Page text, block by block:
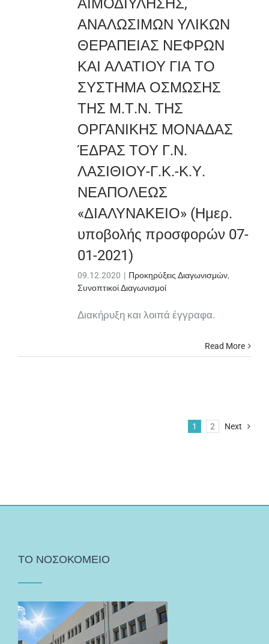
ΑΙΜΟΔΙΥΛΗΣΗΣ,
ΑΝΑΛΩΣΙΜΩΝ ΥΛΙΚΩΝ
ΘΕΡΑΠΕΙΑΣ ΝΕΦΡΩΝ
ΚΑΙ ΑΛΑΤΙΟΥ ΓΙΑ ΤΟ
ΣΥΣΤΗΜΑ ΟΣΜΩΣΗΣ
ΤΗΣ Μ.Τ.Ν. ΤΗΣ
ΟΡΓΑΝΙΚΗΣ ΜΟΝΑΔΑΣ
ΈΔΡΑΣ ΤΟΥ Γ.Ν.
ΛΑΣΙΘΙΟΥ-Γ.Κ.-Κ.Υ.
ΝΕΑΠΟΛΕΩΣ
«ΔΙΑΛΥΝΑΚΕΙΟ» (Ημερ.
υποβολής προσφορών 07-
01-2021)
09.12.2020 | Προκηρύξεις Διαγωνισμών,
Συνοπτικοί Διαγωνισμοί
Διακήρυξη και λοιπά έγγραφα.
Read More
1 2 Next
ΤΟ ΝΟΣΟΚΟΜΕΙΟ